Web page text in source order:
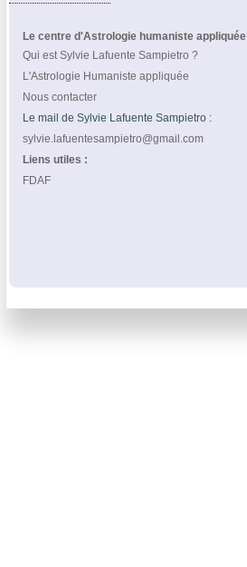
Le centre d'Astrologie humaniste appliquée
Qui est Sylvie Lafuente Sampietro ?
L'Astrologie Humaniste appliquée
Nous contacter
Le mail de Sylvie Lafuente Sampietro :
sylvie.lafuentesampietro@gmail.com
Liens utiles :
FDAF